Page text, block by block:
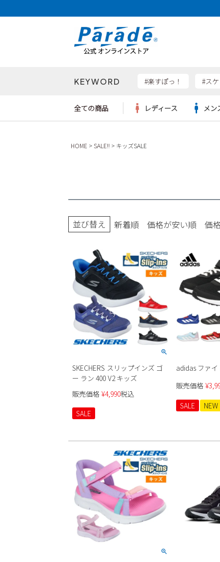
KEYWORD #楽すぽっ！ #ス
検索
全ての商品 レディース
サンダル
スニーカー
ウェア
メン
サンダル
ビジネス・ドレスシューズ
サンダル
スクール
レディース新入荷
レディースSALE
リュック
ビジネスバッグ
ケア用品
HOME SALE!! キッズSALE
並び替え 新着順 価格が安い順 価
SKECHERS スリップインズ ゴ
ー ラン 400 V2 キッズ
販売価格 ¥4,990税込
SALE
adidas ファイ
販売価格 ¥
SALE NEW